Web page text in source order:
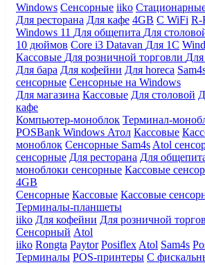
Windows Сенсорные iiko
Для ресторана Для кафе 4GB С WiFi R-
Windows 11 Для общепита Для
10 дюймов Core i3 Datavan Для 1С
Кассовые Для розничной торговли Для
Для бара Для кофейни Для horeca
сенсорные Сенсорные на Windows
Для магазина Кассовые Для столовой
кафе
Компьютер-моноблок Терминал-
POSBank Windows Атол Кассовые
моноблок Сенсорные Sam4s Atol
сенсорные Для ресторана Для
моноблоки сенсорные Кассовые
4GB
Сенсорные Кассовые Кассовые
Терминалы-планшеты
iiko Для кофейни Для розничной
Сенсорный Atol
iiko Rongta Paytor Posiflex Atol Sam4s
Терминалы POS-принтеры С